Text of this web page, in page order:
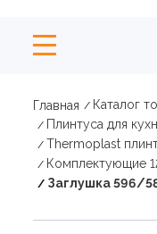
Главная
Каталог
Плинтуса для
Thermoplast
Комплектующие
Заглушка 596/